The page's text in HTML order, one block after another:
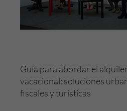
Guía para abordar el
vacacional: soluciones
fiscales y turísticas